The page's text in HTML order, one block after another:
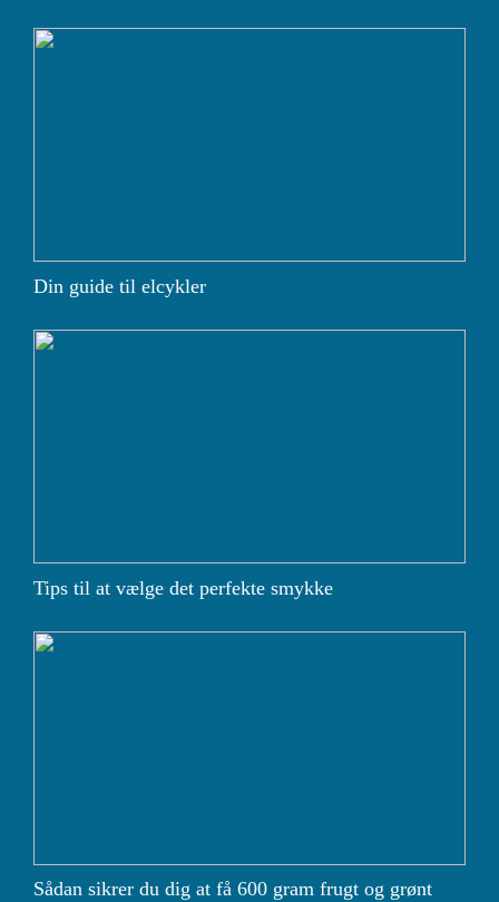
Din guide til elcykler
Tips til at vælge det perfekte smykke
Sådan sikrer du dig at få 600 gram frugt og grønt